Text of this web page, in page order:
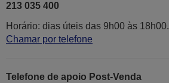
213 035 400
Horário: dias úteis das 9h00 às 18h00.
Chamar por telefone
Telefone de apoio Post-Venda